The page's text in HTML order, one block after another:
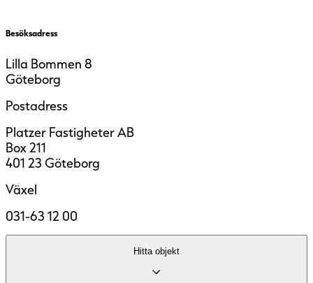
Besöksadress
Lilla Bommen 8
Göteborg
Postadress
Platzer Fastigheter AB
Box 211
401 23 Göteborg
Växel
031-63 12 00
Hitta objekt